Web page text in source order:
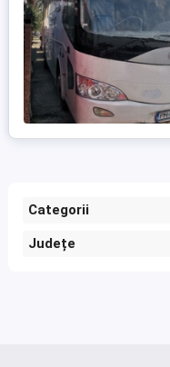
Categorii
Județe